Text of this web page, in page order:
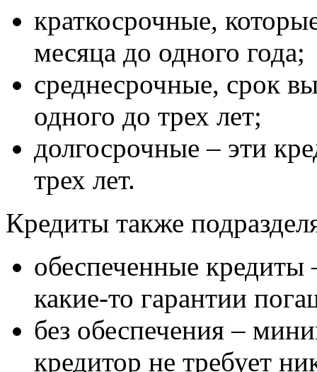
краткосрочные,
месяца до одного года;
среднесрочные, срок
одного до трех лет;
долгосрочные – эти
трех лет.
Кредиты также
обеспеченные кредиты
какие-то гарантии
без обеспечения –
кредитор не требует